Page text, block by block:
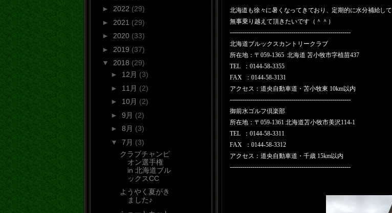
北海道も徐々に暑くなってきており、定期的に水分補給して
無事乗り越えて頂きたいです（＾＾）
-----------------------------------------------------------
北海道ブルックスカントリークラブ
所在地： 〒 059-1365 北海道 苫小牧市字植苗437
TEL
： 0144-58-3355
FAX
： 0144-58-3131
アクセス： 道央自動車道・苫小牧東 10km以内
-----------------------------------------------------------
御前水ゴルフ倶楽部
所在地： 〒 059-1361 北海道苫小牧市美沢114-1
TEL
： 0144-58-3311
FAX
： 0144-58-3312
アクセス： 道央自動車道・千歳 15km以内
-----------------------------------------------------------
► 2022 (29)
► 2021 (29)
► 2020 (33)
► 2019 (37)
▼ 2018 (29)
► 12月 (3)
► 11月 (2)
► 10月 (2)
► 9月 (2)
► 8月 (3)
▼ 7月 (3)
クラブチャンピ
オン選手権
in 北海道ブル
ックスCC
ようやく夏がき
ました♪